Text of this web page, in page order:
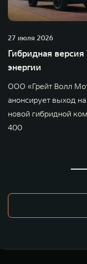
27 июля 2026
Гибридная версия
энергии
ООО «Грейт Волл
анонсирует выход
новой гибридной
400